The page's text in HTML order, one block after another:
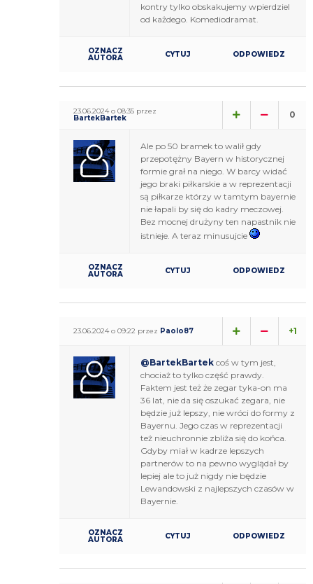
kontry tylko obskakujemy wpierdziel
od każdego. Komediodramat.
OZNACZ
AUTORA CYTUJ ODPOWIEDZ
23.06.2024 o 08:35 przez
BartekBartek 0
Ale po 50 bramek to walił gdy
przepotężny Bayern w historycznej
formie grał na niego. W barcy widać
jego braki piłkarskie a w reprezentacji
są piłkarze którzy w tamtym bayernie
nie łapali by się do kadry meczowej.
Bez mocnej drużyny ten napastnik nie
istnieje. A teraz minusujcie
OZNACZ
AUTORA CYTUJ ODPOWIEDZ
23.06.2024 o 09:22 przez Paolo87 +1
@BartekBartek coś w tym jest,
chociaż to tylko część prawdy.
Faktem jest też że zegar tyka-on ma
36 lat, nie da się oszukać zegara, nie
będzie już lepszy, nie wróci do formy z
Bayernu. Jego czas w reprezentacji
też nieuchronnie zbliża się do końca.
Gdyby miał w kadrze lepszych
partnerów to na pewno wyglądał by
lepiej ale to już nigdy nie będzie
Lewandowski z najlepszych czasów w
Bayernie.
OZNACZ
AUTORA CYTUJ ODPOWIEDZ